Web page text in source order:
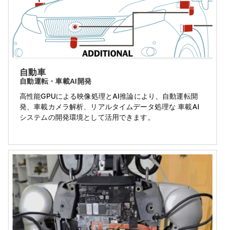
自動車
自動運転・車載AI開発
高性能GPUによる映像処理とAI推論により、自動運転開
発、車載カメラ解析、リアルタイムデータ処理な 車載AI
システムの開発環境として活用できます。